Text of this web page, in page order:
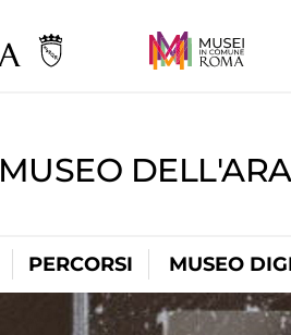
MUSEO
PERCORSI MUSEO